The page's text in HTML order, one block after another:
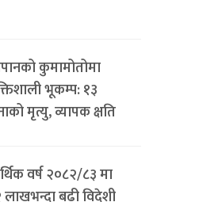
कुमामोतोमा
भूकम्प: १३
मृत्यु, व्यापक क्षति
वर्ष २०८२/८३ मा